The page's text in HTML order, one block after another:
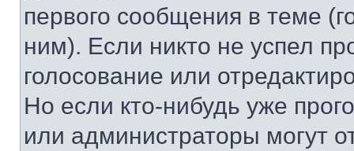
первого сообщения в теме
ним). Если никто не успел
голосование или
Но если кто-нибудь уже
или администраторы могут